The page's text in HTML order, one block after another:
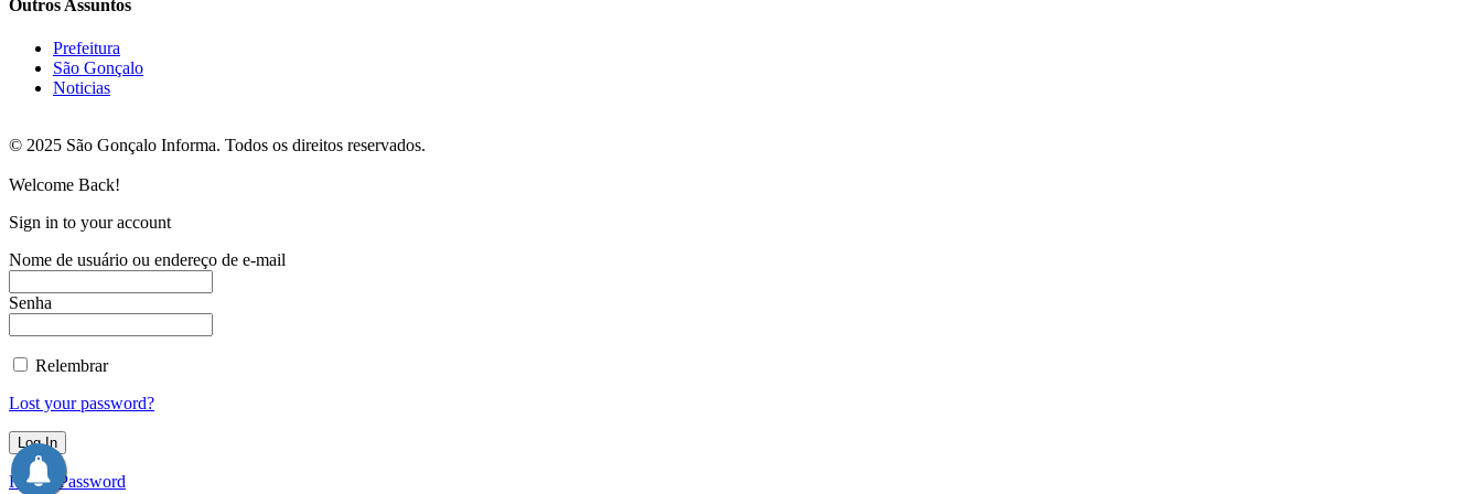
Outros Assuntos
Prefeitura
São Gonçalo
Noticias
© 2025 São Gonçalo Informa. Todos os direitos reservados.
Welcome Back!
Sign in to your account
Nome de usuário ou endereço de e-mail
Senha
Relembrar
Lost your password?
Forget Password